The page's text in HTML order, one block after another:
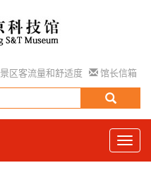
景区客流量和舒适度 馆长信箱